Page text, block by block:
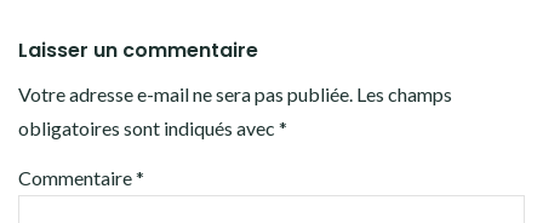
Laisser un commentaire
Votre adresse e-mail ne sera pas publiée. Les champs
obligatoires sont indiqués avec *
Commentaire*